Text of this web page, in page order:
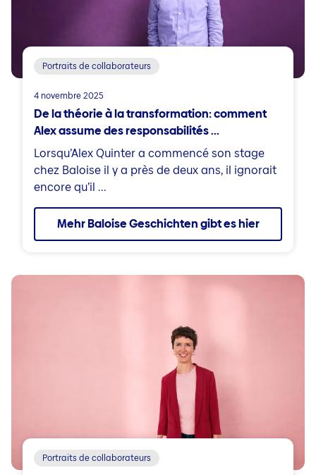
Portraits de collaborateurs
4 novembre 2025
De la théorie à la transformation: comment
Alex assume des responsabilités ...
Lorsqu’Alex Quinter a commencé son stage
chez Baloise il y a près de deux ans, il ignorait
encore qu’il ...
Mehr Baloise Geschichten gibt es hier
Portraits de collaborateurs